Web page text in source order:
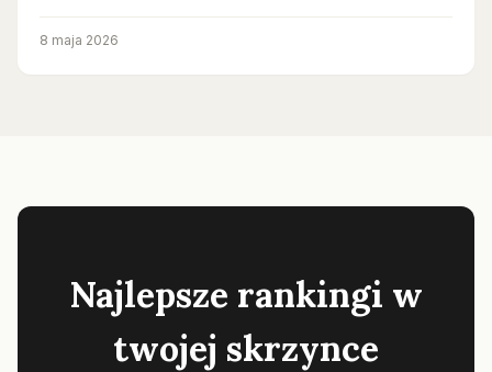
8 maja 2026
Najlepsze rankingi w
twojej skrzynce